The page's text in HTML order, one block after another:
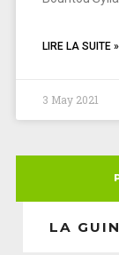
LIRE LA SUITE »
3 May 2021
LA